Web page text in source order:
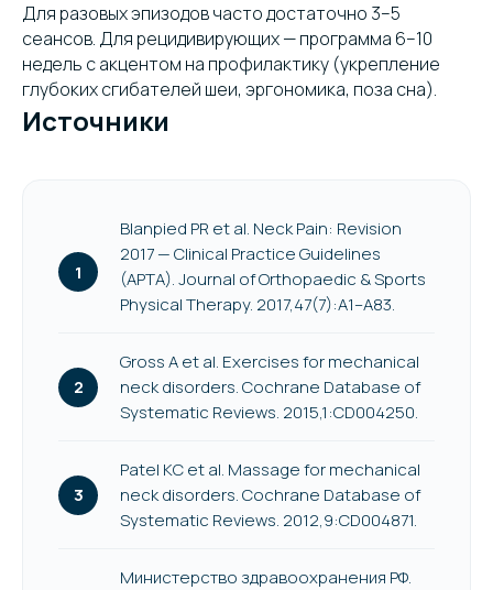
Для разовых эпизодов часто достаточно 3–5
сеансов. Для рецидивирующих — программа 6–10
недель с акцентом на профилактику (укрепление
глубоких сгибателей шеи, эргономика, поза сна).
Источники
Blanpied PR et al. Neck Pain: Revision
2017 — Clinical Practice Guidelines
(APTA). Journal of Orthopaedic & Sports
Physical Therapy. 2017,47(7):A1–A83.
Gross A et al. Exercises for mechanical
neck disorders. Cochrane Database of
Systematic Reviews. 2015,1:CD004250.
Patel KC et al. Massage for mechanical
neck disorders. Cochrane Database of
Systematic Reviews. 2012,9:CD004871.
Министерство здравоохранения РФ.